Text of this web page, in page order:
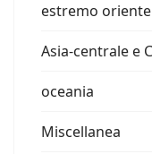
estremo
Asia-centrale e
oceania
Miscellanea